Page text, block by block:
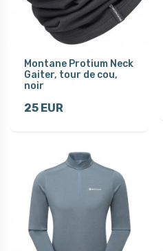
Montane Protium Neck
Gaiter, tour de cou,
noir
25 EUR